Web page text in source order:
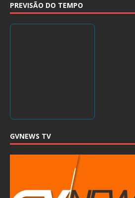
PREVISÃO DO TEMPO
GVNEWS TV